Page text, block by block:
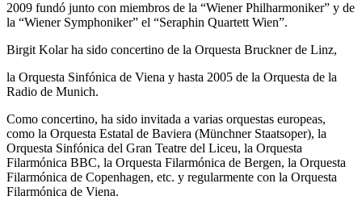
2009 fundó junto con miembros de la “Wiener Philharmoniker” y de
la “Wiener Symphoniker” el “Seraphin Quartett Wien”.
Birgit Kolar ha sido concertino de la Orquesta Bruckner de Linz,
la Orquesta Sinfónica de Viena y hasta 2005 de la Orquesta de la
Radio de Munich.
Como concertino, ha sido invitada a varias orquestas europeas,
como la Orquesta Estatal de Baviera (Münchner Staatsoper), la
Orquesta Sinfónica del Gran Teatre del Liceu, la Orquesta
Filarmónica BBC, la Orquesta Filarmónica de Bergen, la Orquesta
Filarmónica de Copenhagen, etc. y regularmente con la Orquesta
Filarmónica de Viena.